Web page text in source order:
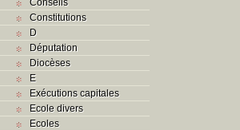
Constitutions
D
Députation
Diocèses
E
Exécutions capitales
Ecole divers
Ecoles